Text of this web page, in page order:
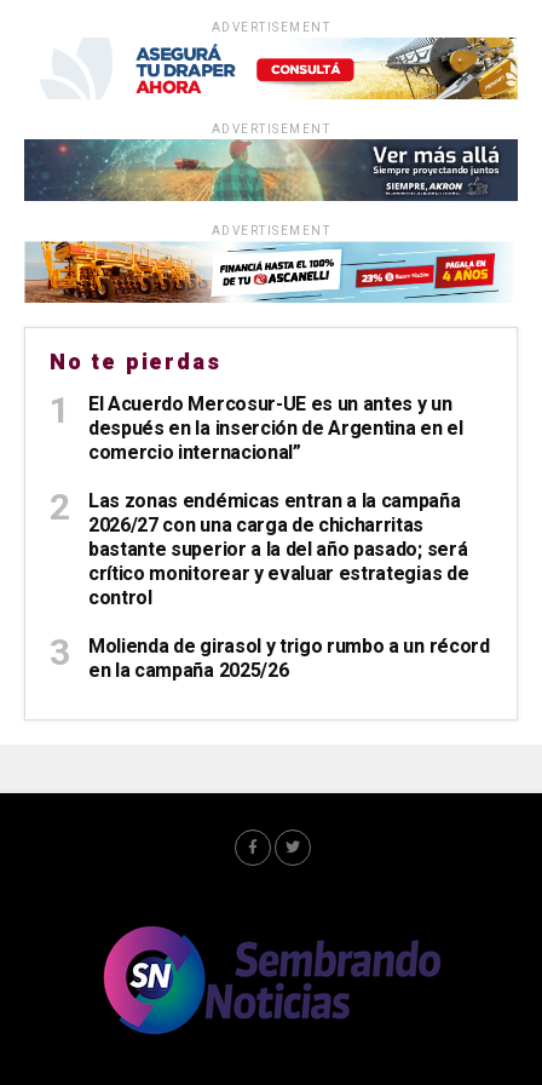
ADVERTISEMENT
ADVERTISEMENT
ADVERTISEMENT
No te pierdas
El Acuerdo Mercosur-UE es un antes y un
después en la inserción de Argentina en el
comercio internacional”
Las zonas endémicas entran a la campaña
2026/27 con una carga de chicharritas
bastante superior a la del año pasado; será
crítico monitorear y evaluar estrategias de
control
Molienda de girasol y trigo rumbo a un récord
en la campaña 2025/26